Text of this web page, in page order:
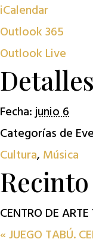
iCalendar
Outlook 365
Outlook Live
Detalles
Fecha:junio 6
Categorías de
Cultura, Música
Recinto
CENTRO DE
«JUEGO TABÚ.